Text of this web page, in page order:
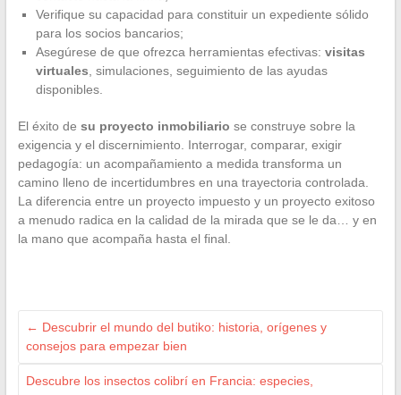
Verifique su capacidad para constituir un expediente sólido
para los socios bancarios;
Asegúrese de que ofrezca herramientas efectivas: visitas
virtuales , simulaciones, seguimiento de las ayudas
disponibles.
El éxito de su proyecto inmobiliario se construye sobre la
exigencia y el discernimiento. Interrogar, comparar, exigir
pedagogía: un acompañamiento a medida transforma un
camino lleno de incertidumbres en una trayectoria controlada.
La diferencia entre un proyecto impuesto y un proyecto exitoso
a menudo radica en la calidad de la mirada que se le da… y en
la mano que acompaña hasta el final.
← Descubrir el mundo del butiko: historia, orígenes y
consejos para empezar bien
Descubre los insectos colibrí en Francia: especies,